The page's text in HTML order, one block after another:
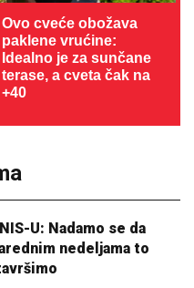
Ovo cveće obožava
paklene vrućine:
Idealno je za sunčane
terase, a cveta čak na
+40
U: Nadamo se da
nedeljama to